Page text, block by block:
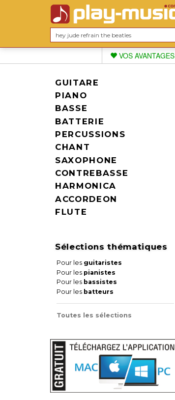
VOS AVANTAGES
GUITARE
PIANO
BASSE
BATTERIE
PERCUSSIONS
CHANT
SAXOPHONE
CONTREBASSE
HARMONICA
ACCORDEON
FLUTE
Sélections thématiques
Pour les guitaristes
Pour les pianistes
Pour les bassistes
Pour les batteurs
Toutes les sélections